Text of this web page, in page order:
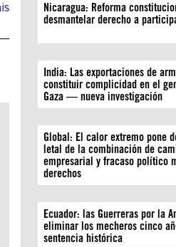
Nicaragua: Reforma
desmantelar derecho a
India: Las exportaciones de
constituir complicidad en el
Gaza — nueva investigación
Global: El calor extremo pone
letal de la combinación de
empresarial y fracaso político
derechos
Ecuador: las Guerreras por la
eliminar los mecheros cinco
sentencia histórica